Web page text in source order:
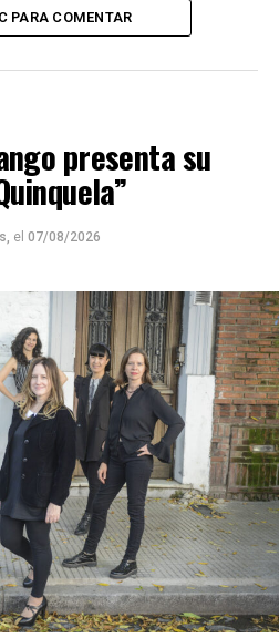
PARA COMENTAR
presenta su
el 07/08/2026